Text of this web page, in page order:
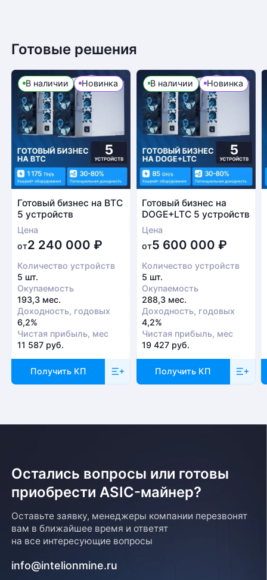
Готовые решения
В наличии Новинка
Готовый бизнес на BTC
5 устройств
Цена
от2 240 000 ₽
Количество устройств
5 шт.
Окупаемость
193,3 мес.
Доходность, годовых
6,2%
Чистая прибыль, мес
11 587 руб.
Получить КП
В наличии Новинка
Готовый бизнес на
DOGE+LTC 5 устройств
Цена
от5 600 000₽
Количество устройств
5 шт.
Окупаемость
288,3 мес.
Доходность, годовых
4,2%
Чистая прибыль, мес
19 427 руб.
Получить КП
Остались вопросы или готовы
приобрести ASIC-майнер?
Оставьте заявку, менеджеры компании перезвонят
вам в ближайшее время и ответят
на все интересующие вопросы
info@intelionmine.ru